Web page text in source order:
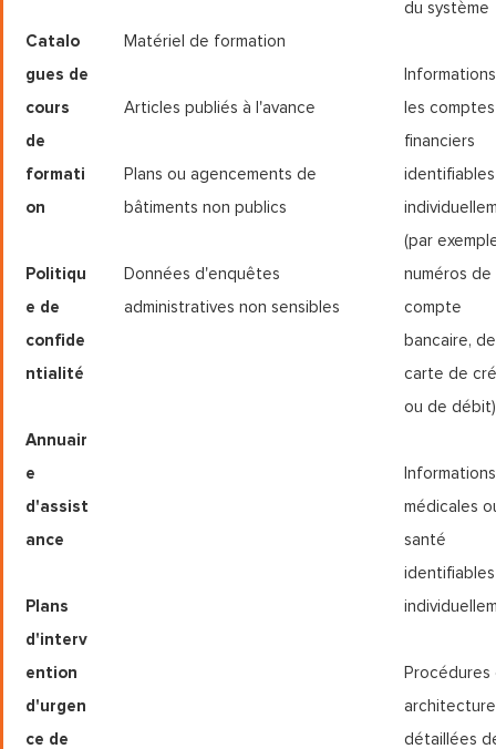
Catalo
gues de
cours
de
formati
on
Politiqu
e de
confide
ntialité
Annuair
e
d'assist
ance
Plans
d'interv
ention
d'urgen
ce de
Matériel de formation
Articles publiés à l'avance
Plans ou agencements de
bâtiments non publics
Données d'enquêtes
administratives non sensibles
du système
les comptes
financiers
identifiables
(par
numéros de
compte
bancaire, de
carte de
ou de débit)
Informations
médicales
santé
identifiables
Procédures
détaillées